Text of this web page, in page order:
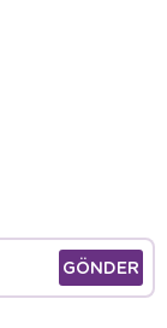
GÖNDER